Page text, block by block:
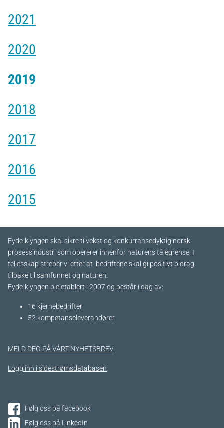
2021
2020
2019
2018
2017
2016
2015
Eyde-klyngen skal sikre tilvekst og konkurransedyktig norsk
prosessindustri som opererer innenfor naturens tålegrense. I
fellesskap streber vi etter at bedriftene skal gi positivt bidrag
tilbake til samfunnet og naturen.
Eyde-klyngen ble etablert i 2007 og består i dag av:
16 kjernebedrifter​
52 kompetanseleverandører
MELD DEG PÅ VÅRT NYHETSBREV
Logg inn i sidestrømsdatabasen
Følg oss på facebook
Følg oss på LinkedIn